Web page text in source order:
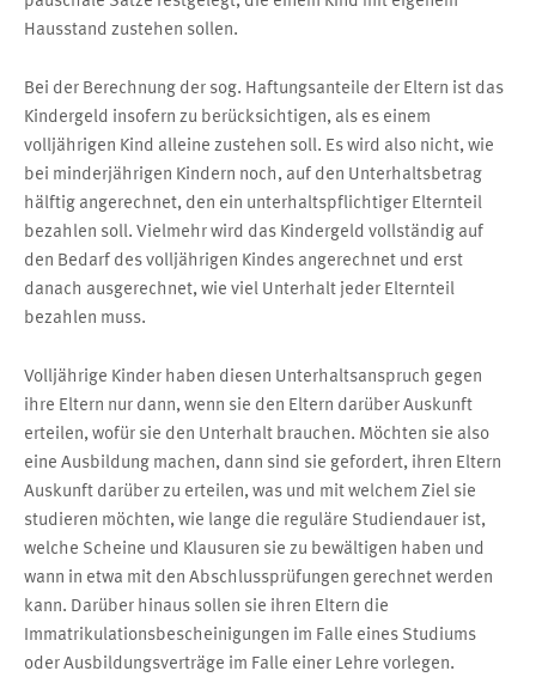
Hausstand zustehen sollen.
Bei der Berechnung der sog. Haftungsanteile der Eltern ist das
Kindergeld insofern zu berücksichtigen, als es einem
volljährigen Kind alleine zustehen soll. Es wird also nicht, wie
bei minderjährigen Kindern noch, auf den Unterhaltsbetrag
hälftig angerechnet, den ein unterhaltspflichtiger Elternteil
bezahlen soll. Vielmehr wird das Kindergeld vollständig auf
den Bedarf des volljährigen Kindes angerechnet und erst
danach ausgerechnet, wie viel Unterhalt jeder Elternteil
bezahlen muss.
Volljährige Kinder haben diesen Unterhaltsanspruch gegen
ihre Eltern nur dann, wenn sie den Eltern darüber Auskunft
erteilen, wofür sie den Unterhalt brauchen. Möchten sie also
eine Ausbildung machen, dann sind sie gefordert, ihren Eltern
Auskunft darüber zu erteilen, was und mit welchem Ziel sie
studieren möchten, wie lange die reguläre Studiendauer ist,
welche Scheine und Klausuren sie zu bewältigen haben und
wann in etwa mit den Abschlussprüfungen gerechnet werden
kann. Darüber hinaus sollen sie ihren Eltern die
Immatrikulationsbescheinigungen im Falle eines Studiums
oder Ausbildungsverträge im Falle einer Lehre vorlegen.